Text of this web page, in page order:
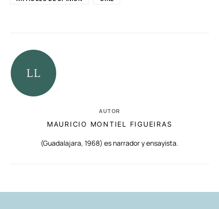
AUTOR
MAURICIO MONTIEL FIGUEIRAS
(Guadalajara, 1968) es narrador y ensayista.